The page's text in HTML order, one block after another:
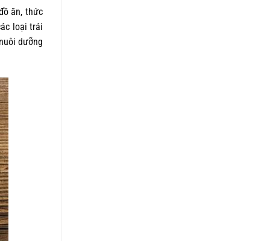
ăn, thức
loại trái
dưỡng